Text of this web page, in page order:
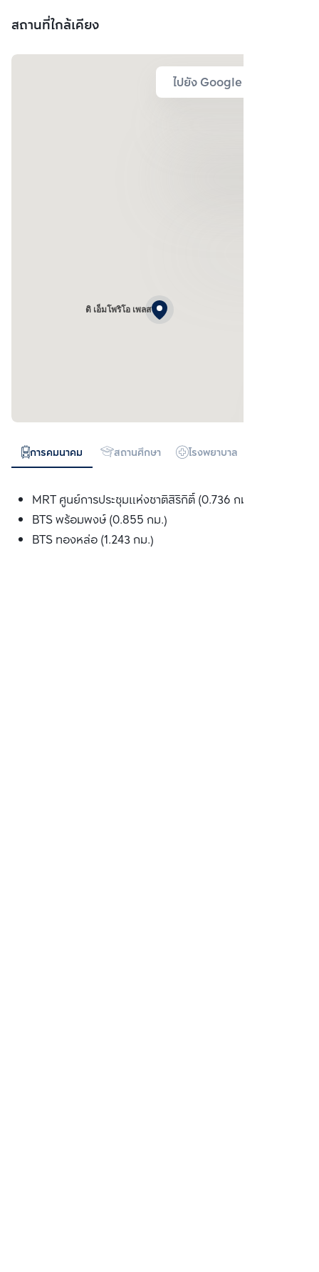
สถานที่ใกล้เคียง
ไปยัง Google Map
ดิ เอ็มโพริโอ เพลส
การคมนาคม สถานศึกษา โรงพยาบาล
MRT ศูนย์การประชุมแห่งชาติสิริกิติ์ (0.736 กม.)
BTS พร้อมพงษ์ (0.855 กม.)
BTS ทองหล่อ (1.243 กม.)